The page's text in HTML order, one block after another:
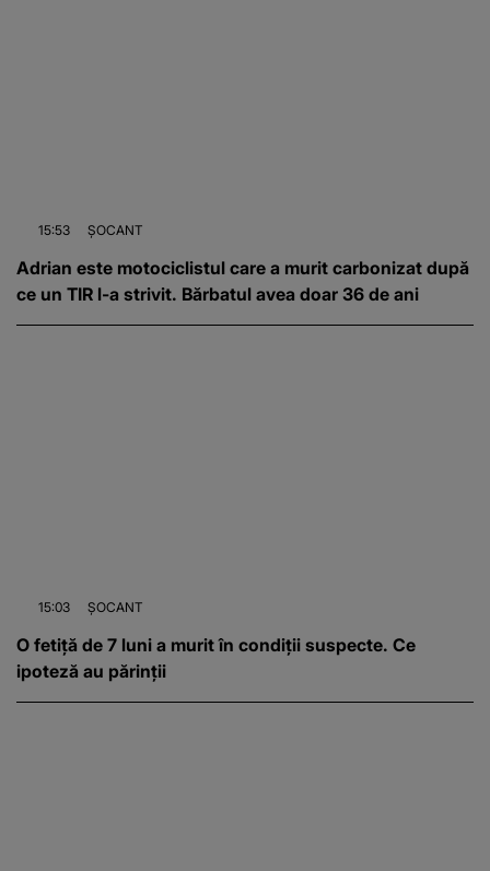
15:53 ȘOCANT
Adrian este motociclistul care a murit carbonizat după
ce un TIR l-a strivit. Bărbatul avea doar 36 de ani
15:03 ȘOCANT
O fetiță de 7 luni a murit în condiții suspecte. Ce
ipoteză au părinții